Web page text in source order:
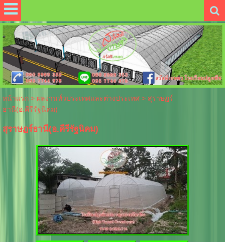
หน้าแรก> ผลงานทั่วประเทศและต่างประเทศ> สุราษฏร์
ธานี(อ.คีรีรัฐนิคม)
สุราษฏร์ธานี(อ.คีรีรัฐนิคม)